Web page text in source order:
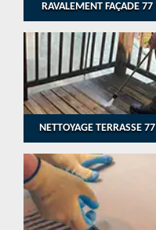
RAVALEMENT FAÇADE 77
NETTOYAGE TERRASSE 77